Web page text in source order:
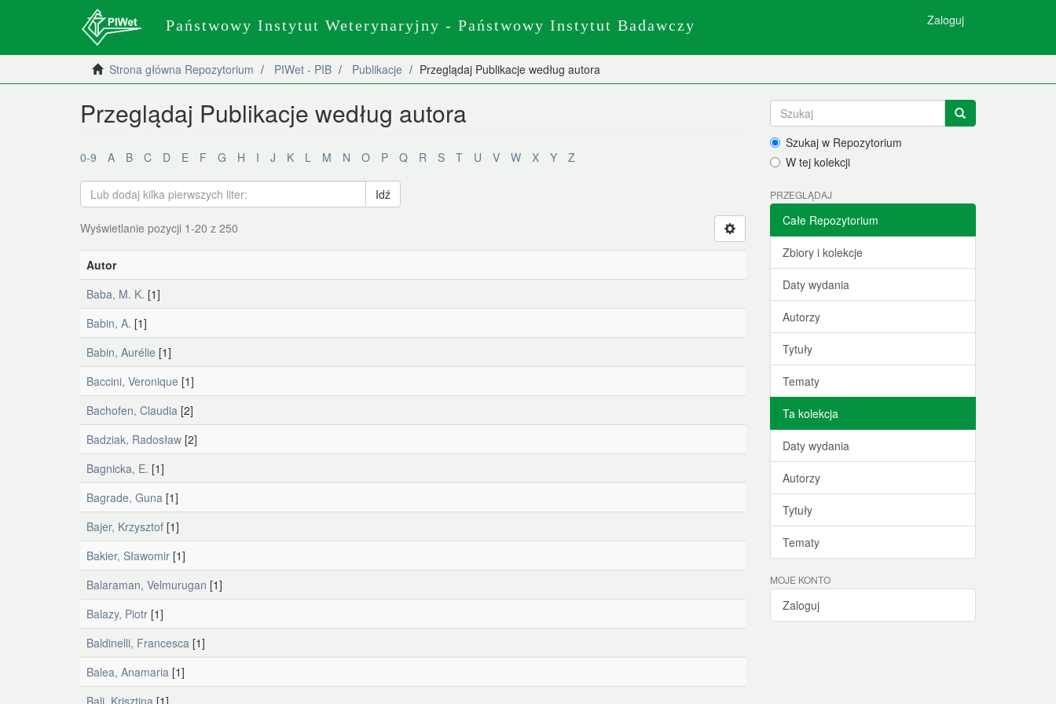
Państwowy Instytut Weterynaryjny - Państwowy Instytut Badawczy Zaloguj
Strona główna Repozytorium PIWet - PIB Publikacje Przeglądaj Publikacje według autora
Przeglądaj Publikacje według autora
0-9 A B C D E F G H I J K L M N O P Q R S T U V W X Y Z
Idź
Wyświetlanie pozycji 1-20 z 250
Autor
Baba, M. K. [1]
Babin, A. [1]
Babin, Aurélie [1]
Baccini, Veronique [1]
Bachofen, Claudia [2]
Badziak, Radosław [2]
Bagnicka, E. [1]
Bagrade, Guna [1]
Bajer, Krzysztof [1]
Bakier, Sławomir [1]
Balaraman, Velmurugan [1]
Balazy, Piotr [1]
Baldinelli, Francesca [1]
Balea, Anamaria [1]
Bali, Krisztina [1]
Szukaj w Repozytorium
W tej kolekcji
PRZEGLĄDAJ
Całe Repozytorium
Zbiory i kolekcje
Daty wydania
Autorzy
Tytuły
Tematy
Ta kolekcja
Daty wydania
Autorzy
Tytuły
Tematy
MOJE KONTO
Zaloguj